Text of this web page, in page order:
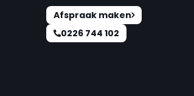
Afspraak maken
0226 744 102